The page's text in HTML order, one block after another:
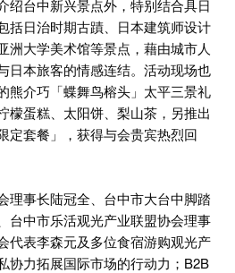
绍台中新兴景点外，特别结合具日
括日治时期古蹟、日本建筑师设计
洲大学美术馆等景点，藉由城市人
日本旅客的情感连结。活动现场也
熊介巧「蝶舞鸟榕头」太平三景礼
檬蛋糕、太阳饼、梨山茶，另推出
定套餐」，获得与会贵宾热烈回
理事长陆冠全、台中市大台中脚踏
台中市乐活观光产业联盟协会理事
代表李森元及多位食宿游购观光产
协力拓展国际市场的行动力；B2B